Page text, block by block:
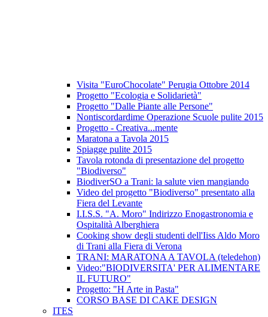
Visita "EuroChocolate" Perugia Ottobre 2014
Progetto "Ecologia e Solidarietà"
Progetto "Dalle Piante alle Persone"
Nontiscordardime Operazione Scuole pulite 2015
Progetto - Creativa...mente
Maratona a Tavola 2015
Spiagge pulite 2015
Tavola rotonda di presentazione del progetto
"Biodiverso"
BiodiverSO a Trani: la salute vien mangiando
Video del progetto "Biodiverso" presentato alla
Fiera del Levante
I.I.S.S. "A. Moro" Indirizzo Enogastronomia e
Ospitalità Alberghiera
Cooking show degli studenti dell'Iiss Aldo Moro
di Trani alla Fiera di Verona
TRANI: MARATONA A TAVOLA (teledehon)
Video:"BIODIVERSITA' PER ALIMENTARE
IL FUTURO"
Progetto: "H Arte in Pasta"
CORSO BASE DI CAKE DESIGN
ITES